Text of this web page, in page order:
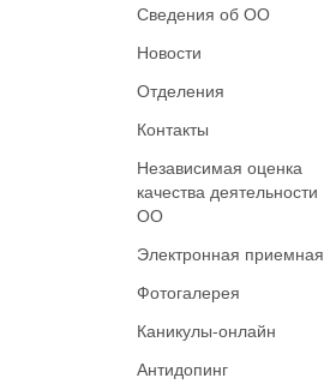
Сведения об ОО
Новости
Отделения
Контакты
Независимая оценка
качества деятельности
ОО
Электронная приемная
Фотогалерея
Каникулы-онлайн
Антидопинг